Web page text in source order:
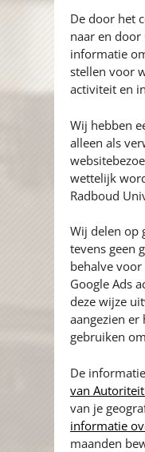
De door het
naar en door
informatie
stellen voor
activiteit en
Wij hebben
alleen als
wettelijk
Radboud
Wij delen op
tevens geen
behalve
Google Ads
deze wijze
aangezien
gebruiken
De
van
van je
informatie
maanden